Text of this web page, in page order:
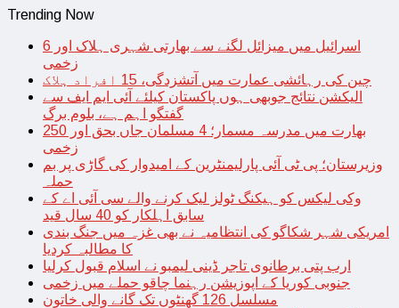
Trending Now
اسرائیل میں میزائل لگنے سے بھارتی شہری ہلاک اور 6
زخمی
چین کی رہائشی عمارت میں آتشزدگی، 15 افراد ہلاک
الیکشن نتائج جوبھی ہوں پاکستان کیلئے آئی ایم ایف سے
گفتگو اہم ہے، بلوم برگ
بھارت میں مدرسہ مسمار؛ 4 مسلمان جاں بحق اور 250
زخمی
وزیرستان؛ پی ٹی آئی پارلیمنٹرین کے امیدوار کی گاڑی پر بم
حملہ
وکی لیکس کو ہیکنگ ٹولز لیک کرنے والے سی آئی اے کے
سابق اہلکار کو 40 سال قید
امریکی شہر شکاگو کی انتظامیہ نے بھی غزہ میں جنگ بندی
کا مطالبہ کردیا
ارب پتی برطانوی تاجر ڈینی لیمبو نے اسلام قبول کرلیا
جنوبی کوریا کے اپوزیشن رہنما چاقو حملے میں زخمی
مسلسل 126 گھنٹوں تک گانے والی خاتون